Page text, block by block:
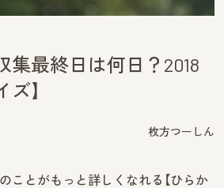
集最終日は何日？2018
ズ】
枚方つーしん
ことがもっと詳しくなれる【ひらか